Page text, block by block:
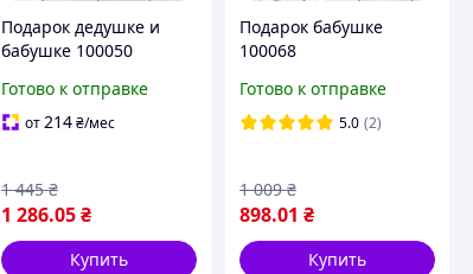
Подарок дедушке и
бабушке 100050
Готово к отправке
от214 ₴/мес
1 286.05 ₴
1 445 ₴
Купить
Подарок бабушке
100068
Готово к отправке
5.0 (2)
898.01 ₴
1 009 ₴
Купить